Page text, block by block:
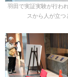
羽田で実証実験が行わ
スから人が立